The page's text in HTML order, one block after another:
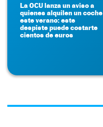
La OCU lanza un aviso a
quienes alquilen un coche
este verano: este
despiste puede costarte
cientos de euros